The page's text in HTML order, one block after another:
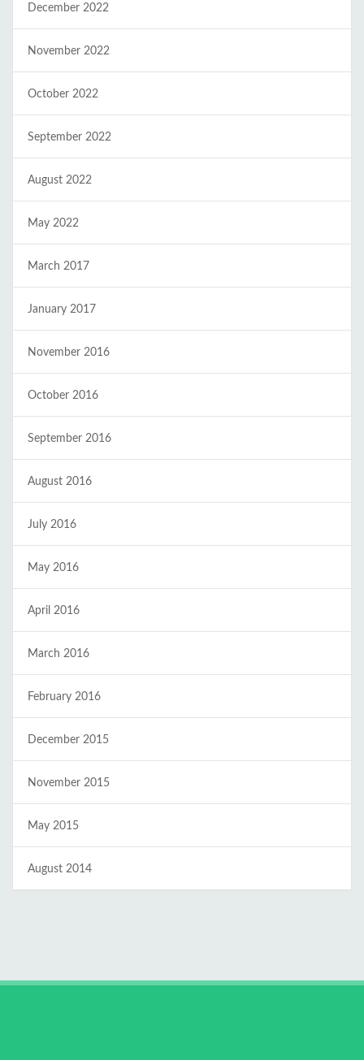
December 2022
November 2022
October 2022
September 2022
August 2022
May 2022
March 2017
January 2017
November 2016
October 2016
September 2016
August 2016
July 2016
May 2016
April 2016
March 2016
February 2016
December 2015
November 2015
May 2015
August 2014